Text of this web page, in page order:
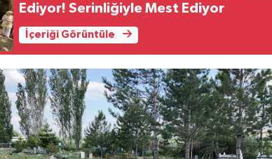
Ediyor! Serinliğiyle Mest Ediyor
İçeriği Görüntüle